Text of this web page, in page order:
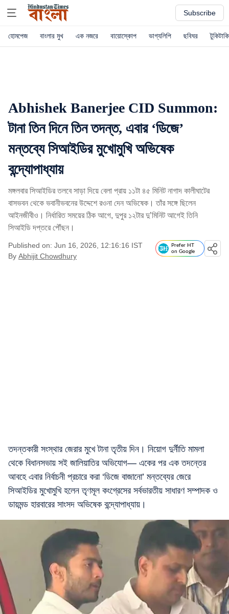
Subscribe
হোমপেজ বাংলার মুখ এক নজরে বায়োস্কোপ ভাগ্যলিপি ছবিঘর টুকিটাকি
Abhishek Banerjee CID Summon:
টানা তিন দিনে তিন তদন্ত, এবার ‘ডিজে’
মন্তব্যে সিআইডির মুখোমুখি অভিষেক
বন্দ্যোপাধ্যায়
মঙ্গলবার সিআইডির তলবে সাড়া দিয়ে বেলা প্রায় ১১টা ৪৫ মিনিট নাগাদ কালীঘাটের
বাসভবন থেকে ভবানীভবনের উদ্দেশে রওনা দেন অভিষেক। তাঁর সঙ্গে ছিলেন
আইনজীবীও। নির্ধারিত সময়ের ঠিক আগে, দুপুর ১২টার দু’মিনিট আগেই তিনি
সিআইডি দপ্তরে পৌঁছন।
Published on: Jun 16, 2026, 12:16:16 IST
By Abhijit Chowdhury
Prefer HT
on Google
তদন্তকারী সংস্থার জেরার মুখে টানা তৃতীয় দিন। নিয়োগ দুর্নীতি মামলা
থেকে বিধানসভায় সই জালিয়াতির অভিযোগ— একের পর এক তদন্তের
আবহে এবার নির্বাচনী প্রচারে করা ‘ডিজে বাজানো’ মন্তব্যের জেরে
সিআইডির মুখোমুখি হলেন তৃণমূল কংগ্রেসের সর্বভারতীয় সাধারণ সম্পাদক ও
ডায়মন্ড হারবারের সাংসদ অভিষেক বন্দ্যোপাধ্যায়।